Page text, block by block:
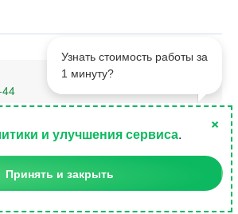
1
Узнать стоимость работы за
1 минуту?
Тараса Шевченко 23а
-
и улучшения сервиса.
×
Принять и закрыть